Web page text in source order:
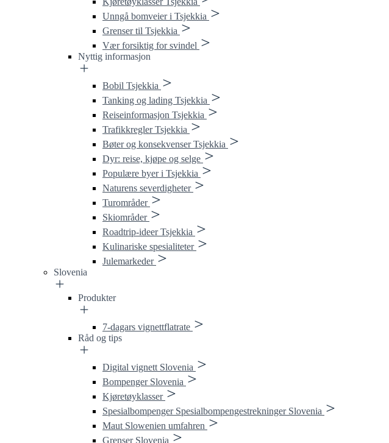
Unngå bomveier i Tsjekkia
Grenser til Tsjekkia
Vær forsiktig for svindel
Nyttig informasjon
Bobil Tsjekkia
Tanking og lading Tsjekkia
Reiseinformasjon Tsjekkia
Trafikkregler Tsjekkia
Bøter og konsekvenser Tsjekkia
Dyr: reise, kjøpe og selge
Populære byer i Tsjekkia
Naturens severdigheter
Turområder
Skiområder
Roadtrip-ideer Tsjekkia
Kulinariske spesialiteter
Julemarkeder
Slovenia
Produkter
7-dagars vignettflatrate
Råd og tips
Digital vignett Slovenia
Bompenger Slovenia
Kjøretøyklasser
Spesialbompenger Spesialbompengestrekninger Slovenia
Maut Slowenien umfahren
Grenser Slovenia